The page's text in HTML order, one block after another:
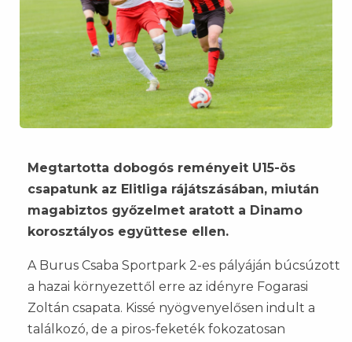
Megtartotta dobogós reményeit U15-ös
csapatunk az Elitliga rájátszásában, miután
magabiztos győzelmet aratott a Dinamo
korosztályos együttese ellen.
A Burus Csaba Sportpark 2-es pályáján búcsúzott
a hazai környezettől erre az idényre Fogarasi
Zoltán csapata. Kissé nyögvenyelősen indult a
találkozó, de a piros-feketék fokozatosan